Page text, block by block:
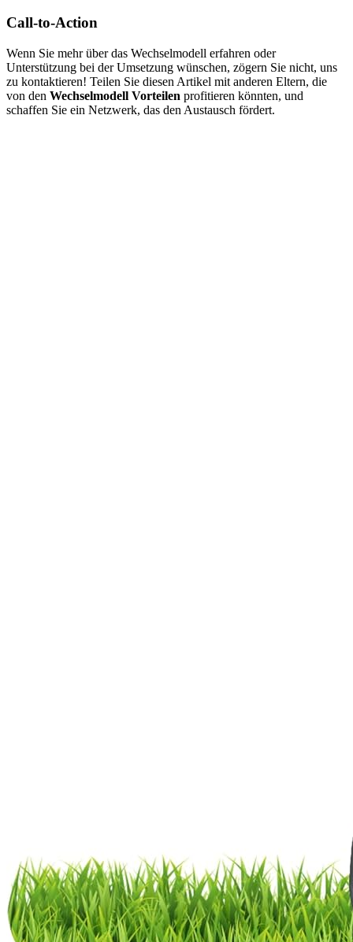
Call-to-Action
Wenn Sie mehr über das Wechselmodell erfahren oder
Unterstützung bei der Umsetzung wünschen, zögern Sie nicht, uns
zu kontaktieren! Teilen Sie diesen Artikel mit anderen Eltern, die
von den Wechselmodell Vorteilen profitieren könnten, und
schaffen Sie ein Netzwerk, das den Austausch fördert.